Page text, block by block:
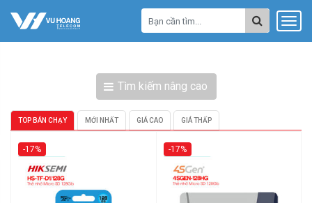
Tìm kiếm nâng cao
TOP BÁN CHẠY MỚI NHẤT GIÁ CAO GIÁ THẤP
-17% -17%